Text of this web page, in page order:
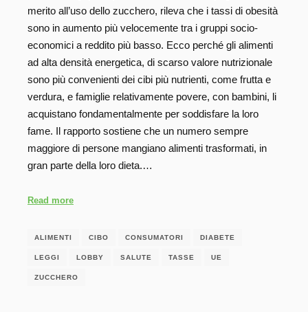
merito all’uso dello zucchero, rileva che i tassi di obesità
sono in aumento più velocemente tra i gruppi socio-
economici a reddito più basso. Ecco perché gli alimenti
ad alta densità energetica, di scarso valore nutrizionale
sono più convenienti dei cibi più nutrienti, come frutta e
verdura, e famiglie relativamente povere, con bambini, li
acquistano fondamentalmente per soddisfare la loro
fame. Il rapporto sostiene che un numero sempre
maggiore di persone mangiano alimenti trasformati, in
gran parte della loro dieta.…
Read more
ALIMENTI CIBO CONSUMATORI DIABETE
LEGGI LOBBY SALUTE TASSE UE
ZUCCHERO